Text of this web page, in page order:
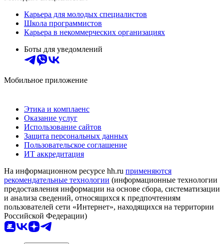
Карьера для молодых специалистов
Школа программистов
Карьера в некоммерческих организациях
Боты для уведомлений
Мобильное приложение
Этика и комплаенс
Оказание услуг
Использование сайтов
Защита персональных данных
Пользовательское соглашение
ИТ аккредитация
На информационном ресурсе hh.ru применяются
рекомендательные технологии (информационные технологии
предоставления информации на основе сбора, систематизации
и анализа сведений, относящихся к предпочтениям
пользователей сети «Интернет», находящихся на территории
Российской Федерации)